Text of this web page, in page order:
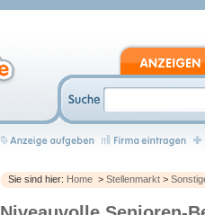
Sie sind hier: Home > Stellenmarkt >